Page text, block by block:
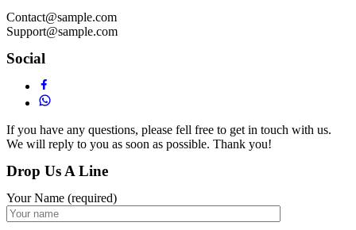
Contact@sample.com
Support@sample.com
Social
If you have any questions, please fell free to get in touch with us.
We will reply to you as soon as possible. Thank you!
Drop Us A Line
Your Name (required)